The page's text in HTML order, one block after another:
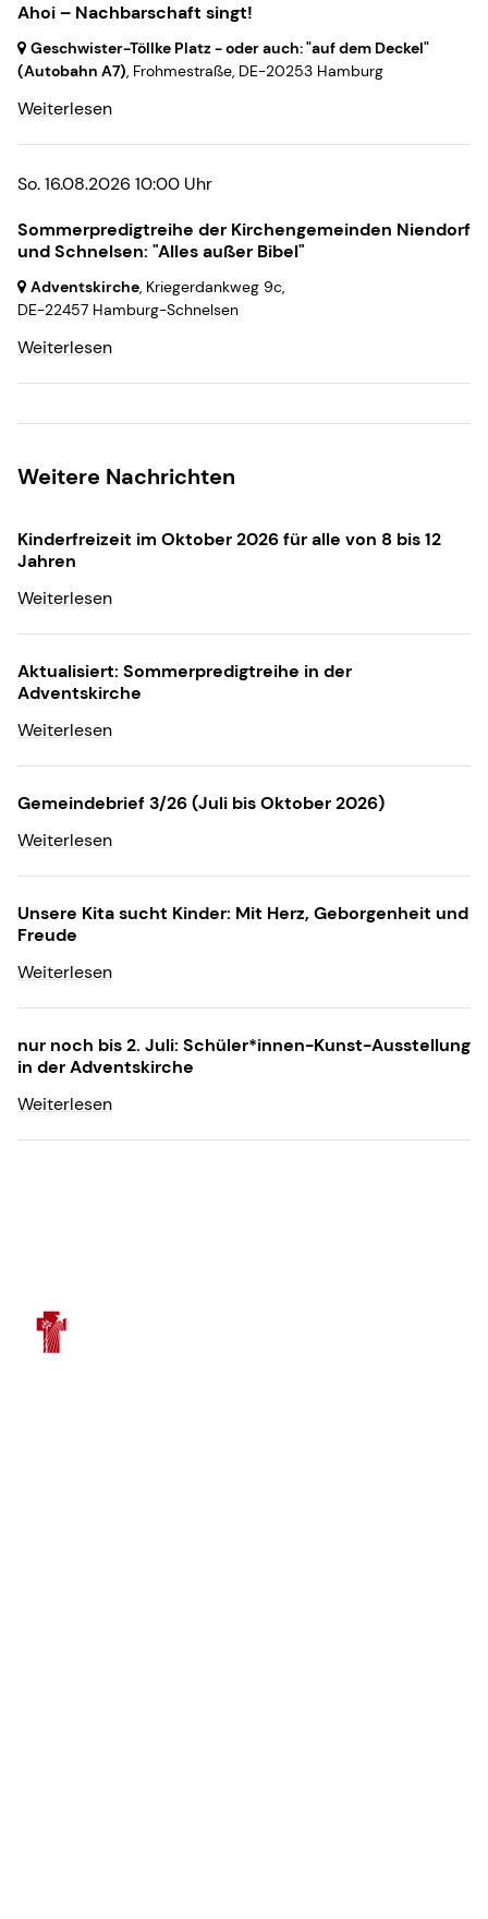
Ahoi – Nachbarschaft singt!
Geschwister-Töllke Platz - oder auch: "auf dem Deckel"
(Autobahn A7), Frohmestraße, DE-20253 Hamburg
Weiterlesen
So. 16.08.2026 10:00 Uhr
Sommerpredigtreihe der Kirchengemeinden Niendorf
und Schnelsen: "Alles außer Bibel"
Adventskirche, Kriegerdankweg 9c,
DE-22457 Hamburg-Schnelsen
Weiterlesen
Weitere Nachrichten
Kinderfreizeit im Oktober 2026 für alle von 8 bis 12
Jahren
Weiterlesen
Aktualisiert: Sommerpredigtreihe in der
Adventskirche
Weiterlesen
Gemeindebrief 3/26 (Juli bis Oktober 2026)
Weiterlesen
Unsere Kita sucht Kinder: Mit Herz, Geborgenheit und
Freude
Weiterlesen
nur noch bis 2. Juli: Schüler*innen-Kunst-Ausstellung
in der Adventskirche
Weiterlesen